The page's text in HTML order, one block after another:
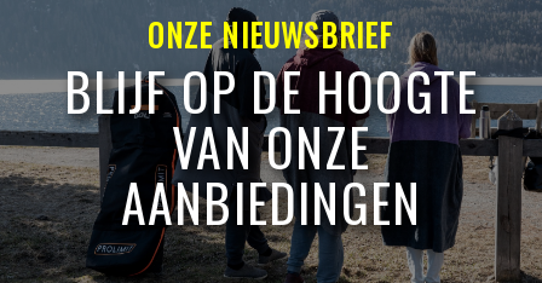
ONZE NIEUWSBRIEF
BLIJF OP DE HOOGTE
VAN ONZE
AANBIEDINGEN